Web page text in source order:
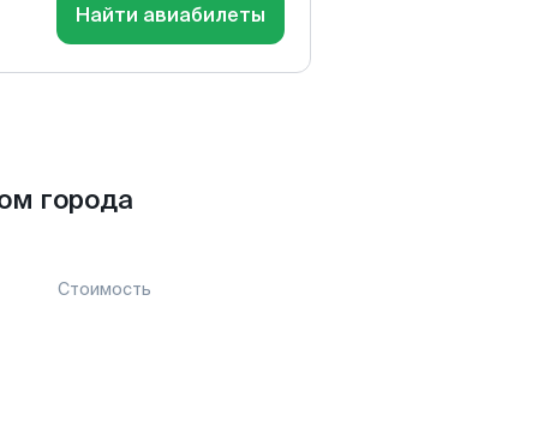
Найти авиабилеты
города
Стоимость